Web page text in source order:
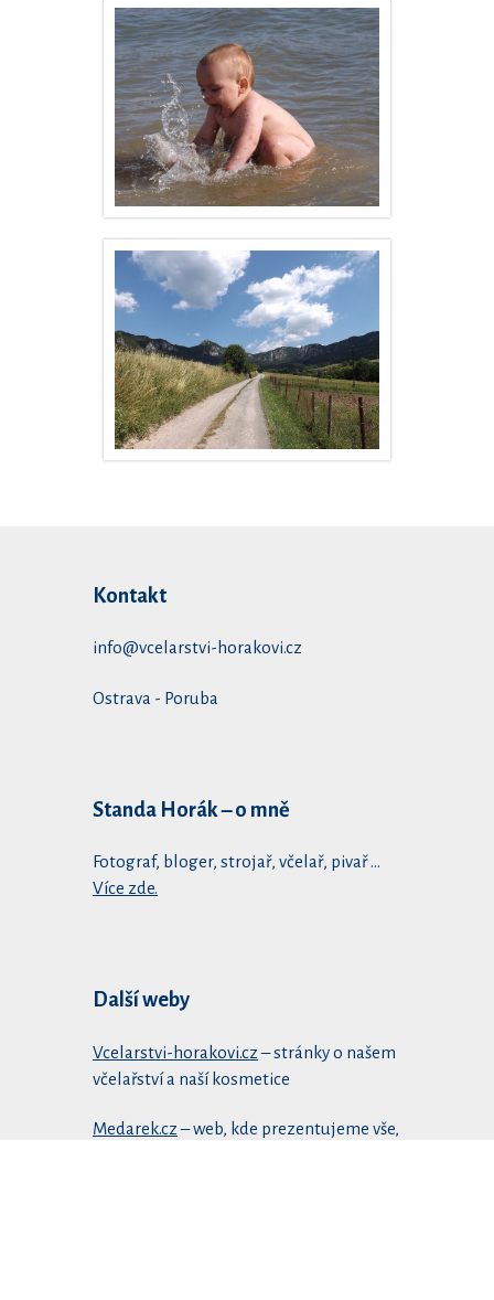
Kontakt
info@vcelarstvi-horakovi.cz
Ostrava - Poruba
Standa Horák – o mně
Fotograf, bloger, strojař, včelař, pivař …
Více zde.
Další weby
Vcelarstvi-horakovi.cz– stránky o našem
včelařství a naší kosmetice
Medarek.cz– web, kde prezentujeme vše,